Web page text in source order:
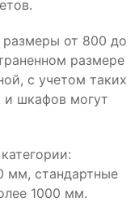
от 800 до
размере
с учетом таких
и шкафов могут
мм, стандартные
1000 мм.